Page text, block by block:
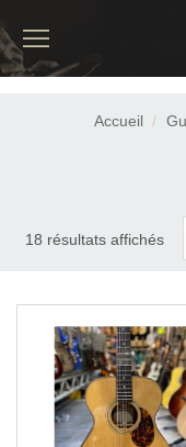
au
contenu
Accueil /
18 résultats affichés